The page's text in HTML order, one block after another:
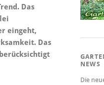
Das
eingeht,
Das
NEWS
Die